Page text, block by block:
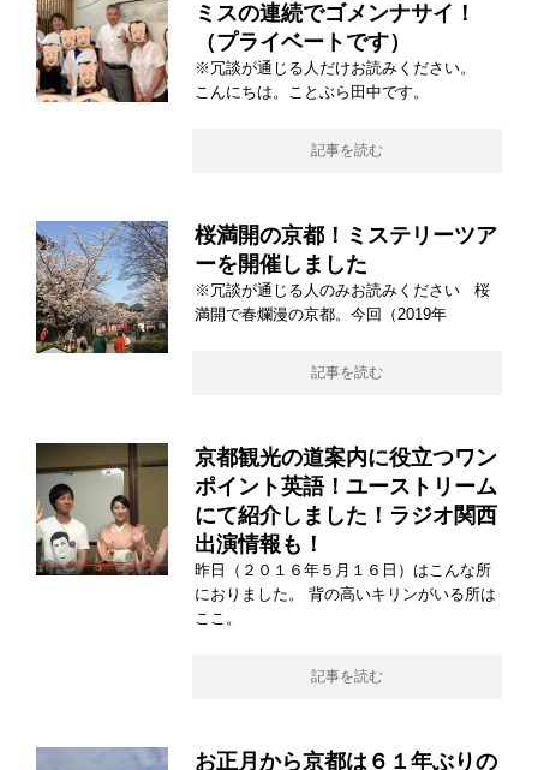
ミスの連続でゴメンナサイ！
（プライベートです）
※冗談が通じる人だけお読みください。
こんにちは。ことぶら田中です。
記事を読む
桜満開の京都！ミステリーツア
ーを開催しました
※冗談が通じる人のみお読みください 桜
満開で春爛漫の京都。今回（2019年
記事を読む
京都観光の道案内に役立つワン
ポイント英語！ユーストリーム
にて紹介しました！ラジオ関西
出演情報も！
昨日（２０１６年５月１６日）はこんな所
におりました。 背の高いキリンがいる所は
ここ。
記事を読む
お正月から京都は６１年ぶりの